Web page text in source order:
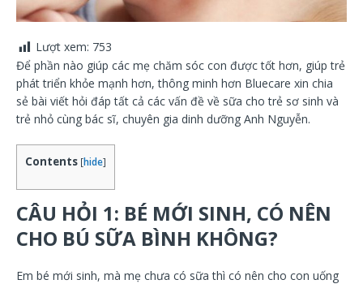
Lượt xem: 753
Để phần nào giúp các mẹ chăm sóc con được tốt hơn, giúp trẻ
phát triển khỏe mạnh hơn, thông minh hơn Bluecare xin chia
sẻ bài viết hỏi đáp tất cả các vấn đề về sữa cho trẻ sơ sinh và
trẻ nhỏ cùng bác sĩ, chuyên gia dinh dưỡng Anh Nguyễn.
Contents [hide]
CÂU HỎI 1: BÉ MỚI SINH, CÓ NÊN
CHO BÚ SỮA BÌNH KHÔNG?
Em bé mới sinh, mà mẹ chưa có sữa thì có nên cho con uống